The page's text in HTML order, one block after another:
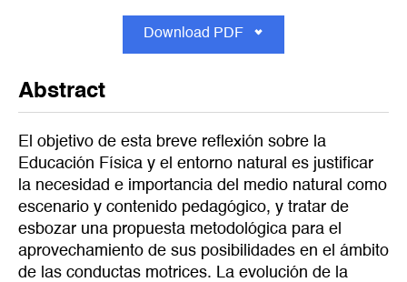
Download PDF
Abstract
El objetivo de esta breve reflexión sobre la
Educación Física y el entorno natural es justificar
la necesidad e importancia del medio natural como
escenario y contenido pedagógico, y tratar de
esbozar una propuesta metodológica para el
aprovechamiento de sus posibilidades en el ámbito
de las conductas motrices. La evolución de la